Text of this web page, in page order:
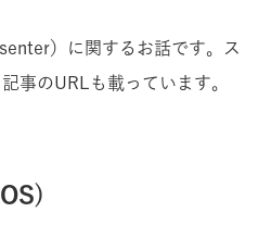
）に関するお話です。ス
事のURLも載っています。